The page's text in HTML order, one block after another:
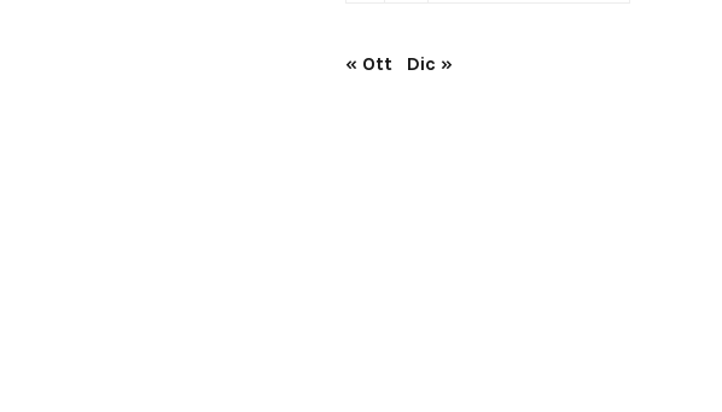
« Ott Dic »